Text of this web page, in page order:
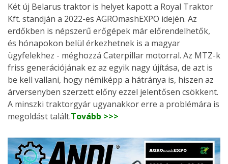
Két új Belarus traktor is helyet kapott a Royal Traktor
Kft. standján a 2022-es AGROmashEXPO idején. Az
erdőkben is népszerű erőgépek már előrendelhetők,
és hónapokon belül érkezhetnek is a magyar
ügyfelekhez - méghozzá Caterpillar motorral. Az MTZ-k
friss generációjának ez az egyik nagy újítása, de azt is
be kell vallani, hogy némiképp a hátránya is, hiszen az
árversenyben szerzett előny ezzel jelentősen csökkent.
A minszki traktorgyár ugyanakkor erre a problémára is
megoldást talált.Tovább >>>